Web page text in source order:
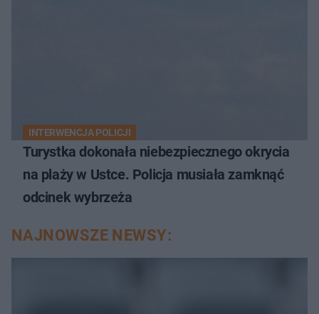
INTERWENCJA POLICJI
Turystka dokonała niebezpiecznego okrycia
na plaży w Ustce. Policja musiała zamknąć
odcinek wybrzeża
NAJNOWSZE NEWSY: